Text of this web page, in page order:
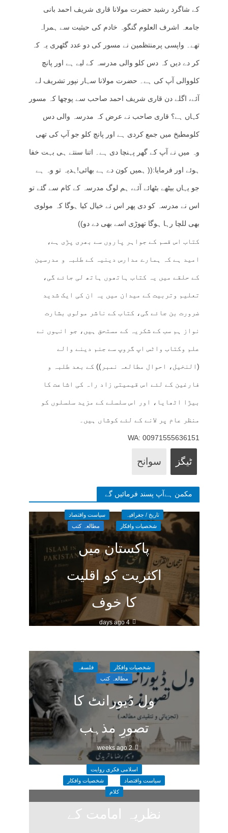
کے شاگرد رشید حضرت مولانا قاری شریف احمد بانی
جامعہ اشرف العلوم گنگوہ خادم کی حیثیت سے ہمراہ
تھے۔ واپسی پرمنتظمین نے مسور کی دو عدد گٹھری یہ کہ
کر دے دیں کہ دس کلو والی مدرسہ کے لیے ہے اور پانچ
کلووالی آپ کی ہے۔ حضرت مولانا سہار نپور تشریف لے
آئے، اگلے دن قاری شریف احمد صاحب سے پوچھا کہ مسور
کہاں ہے؟ قاری صاحب نے عرض کہ مدرسہ والی دس
کلومطبخ میں جمع کردی ہے اور پانچ کلو جو آپ کی تھی
وہ میں نے آپ کے گھر پہنچا دی ہے۔ اتنا سنتے ہی بہت خفا
ہوئے اور فرمایا:(( ہمیں کون دے ہے بھائی!ہدیہ تو وہ ہے
جو یہاں بیٹھے بٹھائے آئے، ہم لوگ مدرسہ کے کام سے گئے تو
اس نے مدرسہ کو دی پھر اس نے خیال کیا ہوگا کہ مولوی
بھی للچا رہا ہوگا تھوڑی اسے بھی دے دو))
کتاب اس قسم کے جواہر پاروں سے بھری پڑی ہے،
امید ہے کہ ہمارے مدارس دینیہ کے طلبہ و مدرسین
کے حلقے میں یہ کتاب ہاتھوں ہاتھ لی جائے گی،
تعلیم وتربیت کے میدان میں یہ ان کی ایک شدید
ضرورت بن جائے گی، کتاب کے ناشر مولوی بشارت
نواز ہم سب کے شکریہ کے مستحق ہیں، جو انہوں نے
علم وکتاب واٹس اپ گروپ سے جنم دینے والے
(النخیل، احوال مطالعہ نمبر)) کے بعد طلبہ و
فارغین کے لئے اس قیمیتی زاد راہ کی اشاعت کا
بیڑا اٹھایا، اور اس سلسلے کے مزید سلسلوں کو
منظر عام پر لانے کے لئے کوشاں ہیں۔
WA: 00971555636151
ٹیگز سوانح
مکمن ہےآپ پسند فرمائیں گے
تاریخ / جغرافیہ
سیاست واقتصاد
شخصیات وافکار
مطالعہ کتب
پاکستان میں
اکثریت کو اقلیت
کا خوف
4 days ago
شخصیات وافکار
فلسفہ
مطالعہ کتب
ول ڈیورانٹ کا
تصورِ مذہب
2 weeks ago
اسلامی فکری روایت
سیاست واقتصاد
شخصیات وافکار
کلام
نظریہ امامت کے